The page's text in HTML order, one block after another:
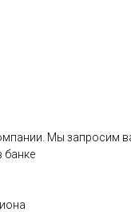
Мы запросим
банке